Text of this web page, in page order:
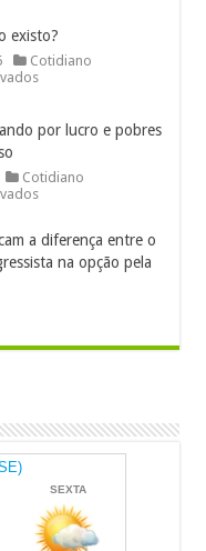
o
futebol
juventude
existo?
Cotidiano
em
sigo,
logo
por lucro e pobres
Cotidiano
em
ricos
reclamando
por
a diferença entre o
na opção pela